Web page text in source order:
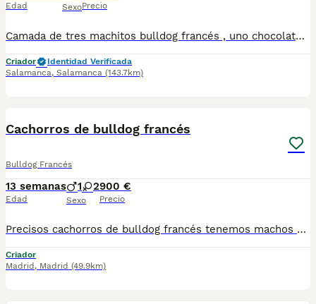
Edad SexoPrecio
Camada de tres machitos bulldog francés , uno chocolate sólido un chocolate and tan y un paid blanco lilac
Criador
Identidad Verificada
Salamanca, Salamanca (143.7km)
Cachorros de bulldog francés
Bulldog Francés
13 semanas
Edad
1 2
Sexo
900 €
Precio
Precisos cachorros de bulldog francés tenemos machos y hembras ,distintos colores Nuestros cachorros nacen y crecen en un ambiente familiar ,sin jaulas ,con un respeto y exclusiva cria,somos respetuosos con el tiempo de destete ,cada cachorro necesita su tiempo.. Destetamos con un pienso de alta calidad , Cachorros revisados ,desde el nacimiento ,hasta la entrega por un veterinario competente ,buscando siempre el bienestar de nuestros animales.. Sociabilizados y equilibrados tanto padres como cachorros Se entregan con todo el protocolo veterinario legal,y garantías por escrito completas.. Tenemos servicio de entrega personalizado a cualquier punto de España,directo.. El precio puede cambiar tanto en sexo como en características del cachorro. Dejanos tú teléfono y te mandamos toda la información fotos y vídeos ..
Criador
Madrid , Madrid (49.9km)